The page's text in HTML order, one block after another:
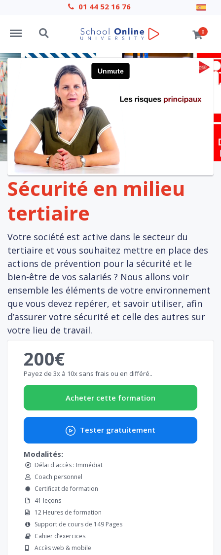
01 44 52 16 76
Menu Search 0
Sécurité en milieu
tertiaire
Votre société est active dans le secteur du
tertiaire et vous souhaitez mettre en place des
actions de prévention pour la sécurité et le
bien-être de vos salariés ? Nous allons voir
ensemble les éléments de votre environnement
que vous devez repérer, et savoir utiliser, afin
d’assurer votre sécurité et celle des autres sur
votre lieu de travail.
200€
Payez de 3x à 10x sans frais ou en différé..
Acheter cette formation
Tester gratuitement
Modalités:
Délai d'accès : Immédiat
Coach personnel
Certificat de formation
41 leçons
12 Heures de formation
Support de cours de 149 Pages
Cahier d’exercices
Accès web & mobile